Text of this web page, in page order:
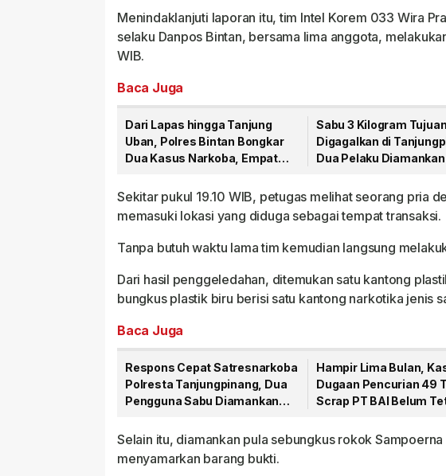
Menindaklanjuti laporan itu, tim Intel Korem 033 Wira
selaku Danpos Bintan, bersama lima anggota,
WIB.
Baca Juga
Dari Lapas hingga Tanjung
Uban, Polres Bintan Bongkar
Dua Kasus Narkoba, Empat
Sabu 3 Kilogram
Digagalkan di
Dua Pelaku Diamankan
Sekitar pukul 19.10 WIB, petugas melihat seorang pria
memasuki lokasi yang diduga sebagai tempat transaksi.
Tanpa butuh waktu lama tim kemudian langsung
Dari hasil penggeledahan, ditemukan satu kantong
bungkus plastik biru berisi satu kantong narkotika jenis
Baca Juga
Respons Cepat Satresnarkoba
Polresta Tanjungpinang, Dua
Pengguna Sabu Diamankan
110
Hampir Lima Bulan,
Dugaan Pencurian 49
Scrap PT BAI Belum
Selain itu, diamankan pula sebungkus rokok
menyamarkan barang bukti.